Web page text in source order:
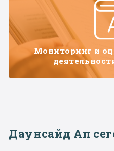
Мониторинг и
Даунсайд Ап